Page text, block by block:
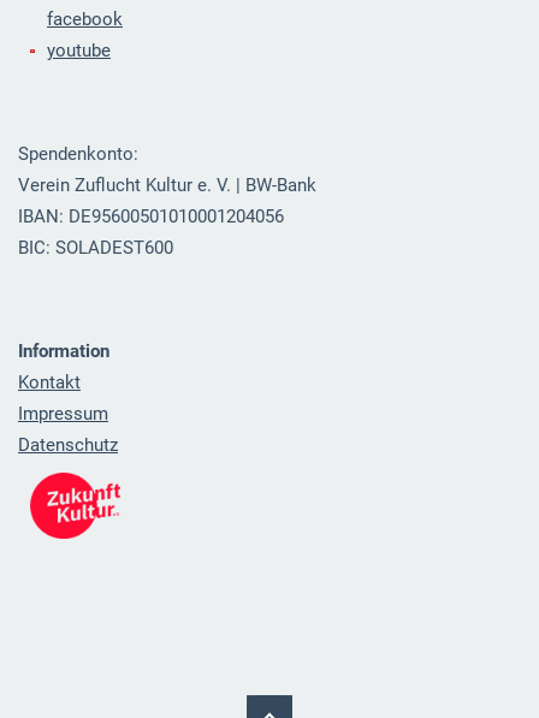
facebook
youtube
Spendenkonto:
Verein Zuflucht Kultur e. V. | BW-Bank
IBAN: DE95600501010001204056
BIC: SOLADEST600
Information
Kontakt
Impressum
Datenschutz